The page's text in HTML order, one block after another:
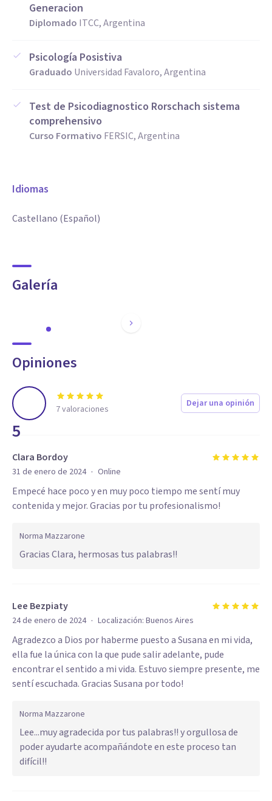
Generacion
Diplomado ITCC, Argentina
Psicología Posistiva
Graduado Universidad Favaloro, Argentina
Test de Psicodiagnostico Rorschach sistema
comprehensivo
Curso Formativo FERSIC, Argentina
Idiomas
Castellano (Español)
Galería
Opiniones
5
7valoraciones Dejar una opinión
Clara Bordoy
31 de enero de 2024 · Online
Empecé hace poco y en muy poco tiempo me sentí muy
contenida y mejor. Gracias por tu profesionalismo!
Norma Mazzarone
Gracias Clara, hermosas tus palabras!!
Lee Bezpiaty
24 de enero de 2024 · Localización: Buenos Aires
Agradezco a Dios por haberme puesto a Susana en mi vida,
ella fue la única con la que pude salir adelante, pude
encontrar el sentido a mi vida. Estuvo siempre presente, me
sentí escuchada. Gracias Susana por todo!
Norma Mazzarone
Lee...muy agradecida por tus palabras!! y orgullosa de
poder ayudarte acompañándote en este proceso tan
difícil!!